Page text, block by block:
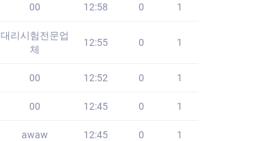
00 12:58 0 1
대리시험전문업
체
12:55 0 1
00 12:52 0 1
00 12:45 0 1
awaw 12:45 0 1